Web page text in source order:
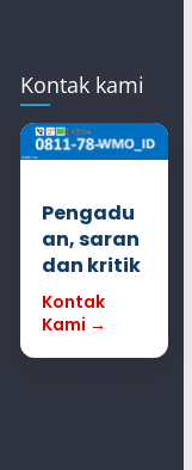
Kontak kami
Pengadu
an, saran
dan kritik
Kontak
Kami →